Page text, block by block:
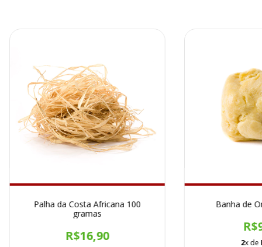
Palha da Costa Africana 100
gramas
R$16,90
Banha de
2x de